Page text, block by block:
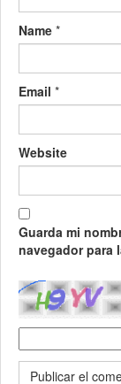
Name *
Email *
Website
Guarda mi
navegador para